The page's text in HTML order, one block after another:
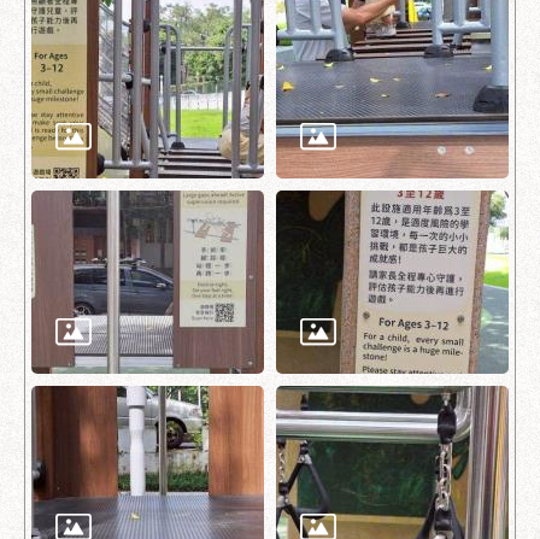
方
式
本
局
暨
所
屬
各
處
聯
絡
話